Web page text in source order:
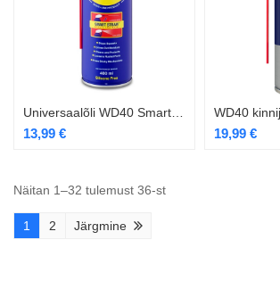
13,99 € 19,99 €
Näitan 1–32 tulemust 36-st
1 2 Järgmine